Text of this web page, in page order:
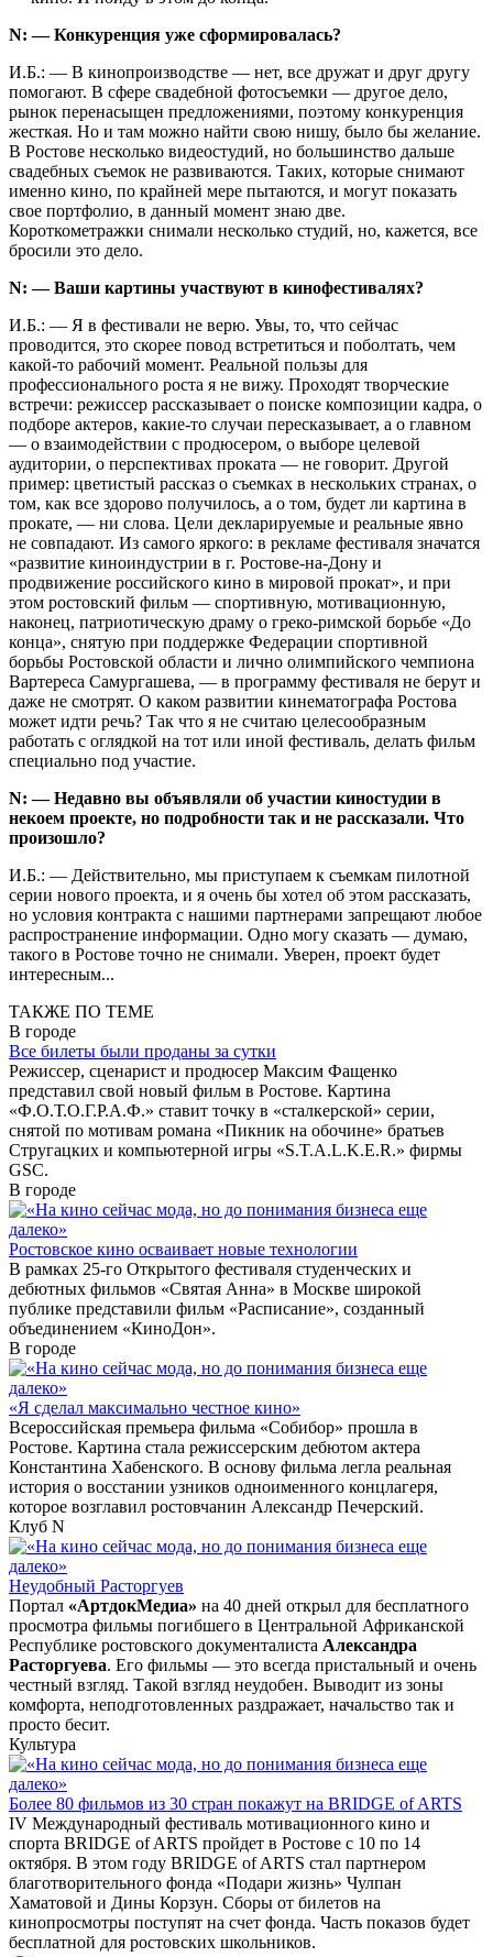
N: — Конкуренция уже сформировалась?
И.Б.: — В кинопроизводстве — нет, все дружат и друг другу
помогают. В сфере свадебной фотосъемки — другое дело,
рынок перенасыщен предложениями, поэтому конкуренция
жесткая. Но и там можно найти свою нишу, было бы желание.
В Ростове несколько видеостудий, но большинство дальше
свадебных съемок не развиваются. Таких, которые снимают
именно кино, по крайней мере пытаются, и могут показать
свое портфолио, в данный момент знаю две.
Короткометражки снимали несколько студий, но, кажется, все
бросили это дело.
N: — Ваши картины участвуют в кинофестивалях?
И.Б.: — Я в фестивали не верю. Увы, то, что сейчас
проводится, это скорее повод встретиться и поболтать, чем
какой-то рабочий момент. Реальной пользы для
профессионального роста я не вижу. Проходят творческие
встречи: режиссер рассказывает о поиске композиции кадра, о
подборе актеров, какие-то случаи пересказывает, а о главном
— о взаимодействии с продюсером, о выборе целевой
аудитории, о перспективах проката — не говорит. Другой
пример: цветистый рассказ о съемках в нескольких странах, о
том, как все здорово получилось, а о том, будет ли картина в
прокате, — ни слова. Цели декларируемые и реальные явно
не совпадают. Из самого яркого: в рекламе фестиваля значатся
«развитие киноиндустрии в г. Ростове-на-Дону и
продвижение российского кино в мировой прокат», и при
этом ростовский фильм — спортивную, мотивационную,
наконец, патриотическую драму о греко-римской борьбе «До
конца», снятую при поддержке Федерации спортивной
борьбы Ростовской области и лично олимпийского чемпиона
Вартереса Самургашева, — в программу фестиваля не берут и
даже не смотрят. О каком развитии кинематографа Ростова
может идти речь? Так что я не считаю целесообразным
работать с оглядкой на тот или иной фестиваль, делать фильм
специально под участие.
N: — Недавно вы объявляли об участии киностудии в
некоем проекте, но подробности так и не рассказали. Что
произошло?
И.Б.: — Действительно, мы приступаем к съемкам пилотной
серии нового проекта, и я очень бы хотел об этом рассказать,
но условия контракта с нашими партнерами запрещают любое
распространение информации. Одно могу сказать — думаю,
такого в Ростове точно не снимали. Уверен, проект будет
интересным...
ТАКЖЕ ПО ТЕМЕ
В городе
Все билеты были проданы за сутки
Режиссер, сценарист и продюсер Максим Фащенко
представил свой новый фильм в Ростове. Картина
«Ф.О.Т.О.Г.Р.А.Ф.» ставит точку в «cталкерской» серии,
снятой по мотивам романа «Пикник на обочине» братьев
Стругацких и компьютерной игры «S.T.A.L.K.E.R.» фирмы
GSC.
В городе
Ростовское кино осваивает новые технологии
В рамках 25-го Открытого фестиваля студенческих и
дебютных фильмов «Святая Анна» в Москве широкой
публике представили фильм «Расписание», созданный
объединением «КиноДон».
В городе
«Я сделал максимально честное кино»
Всероссийская премьера фильма «Собибор» прошла в
Ростове. Картина стала режиссерским дебютом актера
Константина Хабенского. В основу фильма легла реальная
история о восстании узников одноименного концлагеря,
которое возглавил ростовчанин Александр Печерский.
Клуб N
Неудобный Расторгуев
Портал «АртдокМедиа» на 40 дней открыл для бесплатного
просмотра фильмы погибшего в Центральной Африканской
Республике ростовского документалиста Александра
Расторгуева. Его фильмы — это всегда пристальный и очень
честный взгляд. Такой взгляд неудобен. Выводит из зоны
комфорта, неподготовленных раздражает, начальство так и
просто бесит.
Культура
Более 80 фильмов из 30 стран покажут на BRIDGE of ARTS
IV Международный фестиваль мотивационного кино и
спорта BRIDGE of ARTS пройдет в Ростове с 10 по 14
октября. В этом году BRIDGE of ARTS стал партнером
благотворительного фонда «Подари жизнь» Чулпан
Хаматовой и Дины Корзун. Сборы от билетов на
кинопросмотры поступят на счет фонда. Часть показов будет
бесплатной для ростовских школьников.